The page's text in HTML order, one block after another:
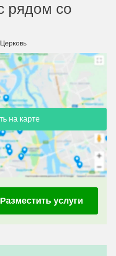
рядом со
на карте
Разместить услуги